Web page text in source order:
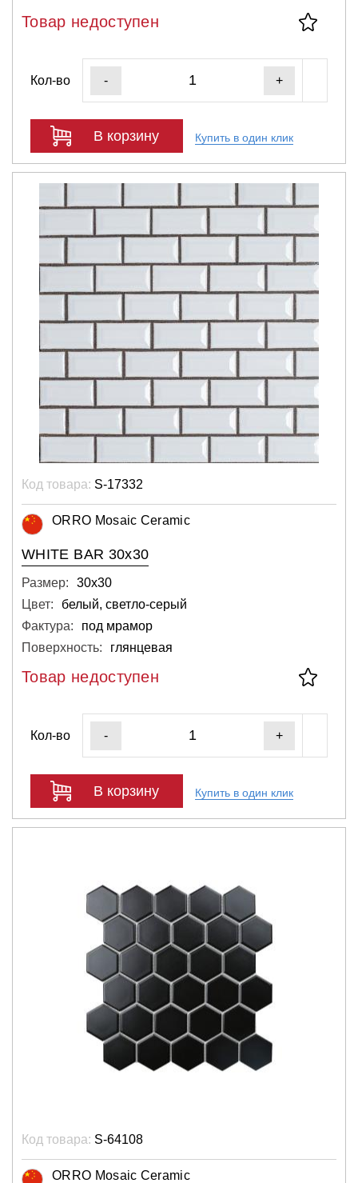
Товар недоступен
Кол-во - +
В корзину Купить в один клик
Код товара: S-17332
ORRO Mosaic Ceramic
WHITE BAR 30х30
Размер:
30х30
Цвет:
белый, светло-серый
Фактура:
под мрамор
Поверхность:
глянцевая
Товар недоступен
Кол-во - +
В корзину Купить в один клик
Код товара: S-64108
ORRO Mosaic Ceramic